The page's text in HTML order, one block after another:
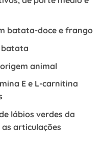
batata-doce e frango
batata
animal
E e L-carnitina
lábios verdes da
articulações